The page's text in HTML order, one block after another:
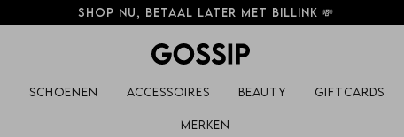
Shop nu, betaal later met Billink 💸
Schoenen Accessoires Beauty Giftcards
Merken